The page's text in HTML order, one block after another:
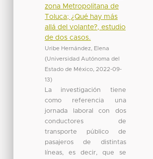
zona Metropolitana de
Toluca; ¿Qué hay más
allá del volante?, estudio
de dos casos.
Uribe Hernández, Elena
(Universidad Autónoma del
Estado de México, 2022-09-
13)
La investigación tiene
como referencia una
jornada laboral con dos
conductores de
transporte público de
pasajeros de distintas
líneas, es decir, que se